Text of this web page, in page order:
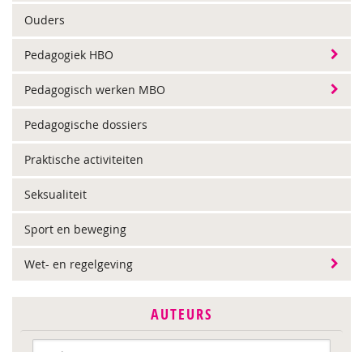
Ouders
Pedagogiek HBO
Pedagogisch werken MBO
Pedagogische dossiers
Praktische activiteiten
Seksualiteit
Sport en beweging
Wet- en regelgeving
AUTEURS